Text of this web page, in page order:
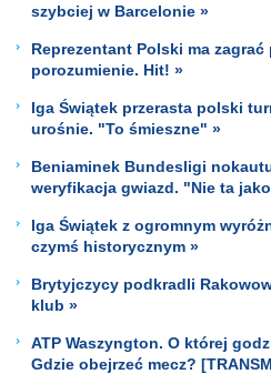
szybciej w Barcelonie »
Reprezentant Polski ma
porozumienie. Hit! »
Iga Świątek przerasta polski
urośnie. "To śmieszne" »
Beniaminek Bundesligi
weryfikacja gwiazd. "Nie ta
Iga Świątek z ogromnym
czymś historycznym »
Brytyjczycy podkradli
klub »
ATP Waszyngton. O której
Gdzie obejrzeć mecz?